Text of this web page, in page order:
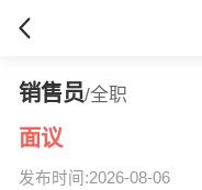
销售员/全职
面议
发布时间:2026-08-06